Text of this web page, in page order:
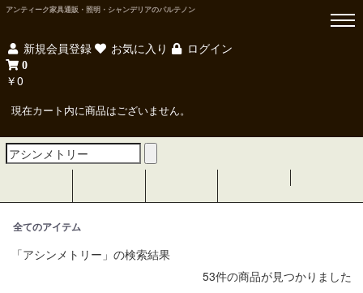
アンティーク家具通販・照明・シャンデリアのパルテノン
新規会員登録 お気に入り ログイン
0
￥0
現在カート内に商品はございません。
全てのアイテム
「アシンメトリー」の検索結果
53件の商品が見つかりました